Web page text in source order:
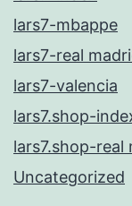
lars7-mbappe
lars7-real
lars7-valencia
lars7.shop-
lars7.shop-real
Uncategorized